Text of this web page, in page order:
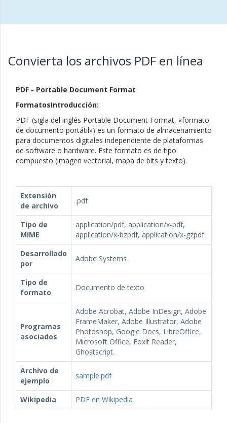
Convierta los archivos PDF en línea
PDF - Portable Document Format
FormatosIntroducción:
PDF (sigla del inglés Portable Document Format, «formato
de documento portátil») es un formato de almacenamiento
para documentos digitales independiente de plataformas
de software o hardware. Este formato es de tipo
compuesto (imagen vectorial, mapa de bits y texto).
Extensión
de archivo
.pdf
Tipo de
MIME
application/pdf, application/x-pdf,
application/x-bzpdf, application/x-gzpdf
Desarrollado
por
Adobe Systems
Tipo de
formato
Documento de texto
Programas
asociados
Adobe Acrobat, Adobe InDesign, Adobe
FrameMaker, Adobe Illustrator, Adobe
Photoshop, Google Docs, LibreOffice,
Microsoft Office, Foxit Reader,
Ghostscript.
Archivo de
ejemplo
sample.pdf
Wikipedia PDF en Wikipedia